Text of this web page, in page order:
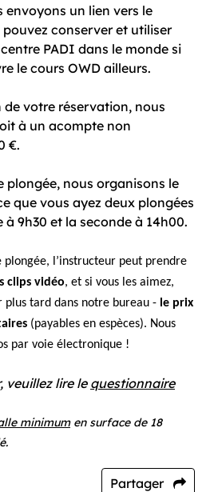
envoyons un lien vers le
conserver et utiliser
PADI dans le monde si
le cours OWD ailleurs.
de votre réservation, nous
à un acompte non
€.
plongée, nous organisons le
que vous ayez deux plongées
9h30 et la seconde à 14h00.
plongée, l’instructeur peut prendre
clips vidéo, et si vous les aimez,
plus tard dans notre bureau - le prix
(payables en espèces). Nous
par voie électronique !
veuillez lire le questionnaire
minimumen surface de 18
Partager